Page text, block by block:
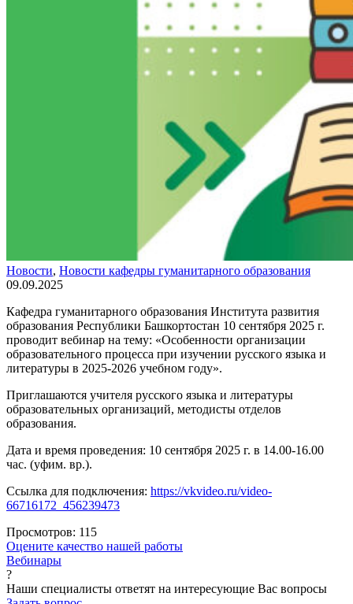
Новости, Новости кафедры гуманитарного образования
09.09.2025
Кафедра гуманитарного образования Института развития
образования Республики Башкортостан 10 сентября 2025 г.
проводит вебинар на тему: «Особенности организации
образовательного процесса при изучении русского языка и
литературы в 2025-2026 учебном году».
Приглашаются учителя русского языка и литературы
образовательных организаций, методисты отделов
образования.
Дата и время проведения: 10 сентября 2025 г. в 14.00-16.00
час. (уфим. вр.).
Ссылка для подключения: https://vkvideo.ru/video-
66716172_456239473
Просмотров: 115
Оцените качество нашей работы
Вебинары
?
Наши специалисты ответят на интересующие Вас вопросы